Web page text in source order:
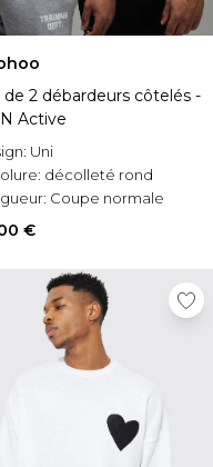
2 débardeurs côtelés -
Active
Uni
décolleté rond
Coupe normale
€